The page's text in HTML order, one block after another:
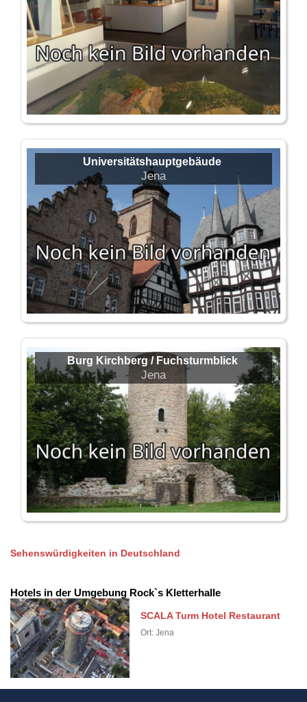
Universitätshauptgebäude
Jena
Burg Kirchberg / Fuchsturmblick
Jena
Sehenswürdigkeiten in Deutschland
Hotels in der Umgebung Rock`s Kletterhalle
SCALA Turm Hotel Restaurant
Ort: Jena